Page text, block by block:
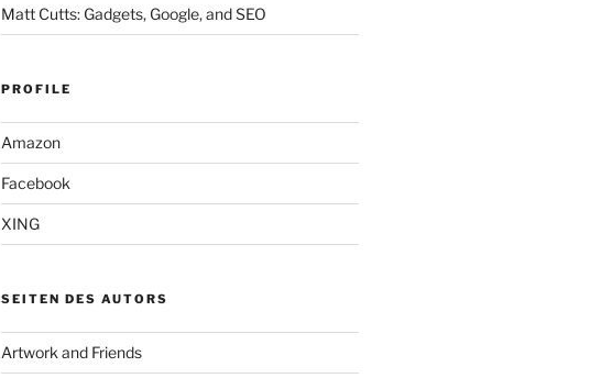
Matt Cutts: Gadgets, Google, and SEO
PROFILE
Amazon
Facebook
XING
SEITEN DES AUTORS
Artwork and Friends